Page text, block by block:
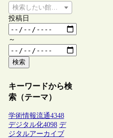
検索したい館種を選択してください
投稿日
～
検索
キーワードから検
索（テーマ）
学術情報流通4348
デジタル化4098 デ
ジタルアーカイブ